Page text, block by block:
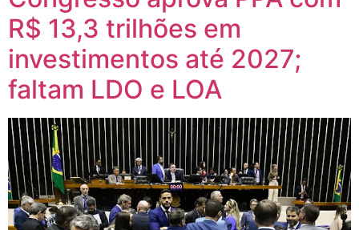
R$ 13,3 trilhões em
investimentos até 2027;
faltam LDO e LOA